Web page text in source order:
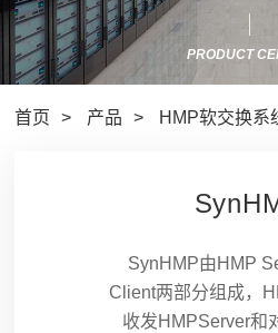
PRODUCT
首页 产品 HMP软交换系
SynHMP由HMP
Client两部分组成，
收发HMPServer和